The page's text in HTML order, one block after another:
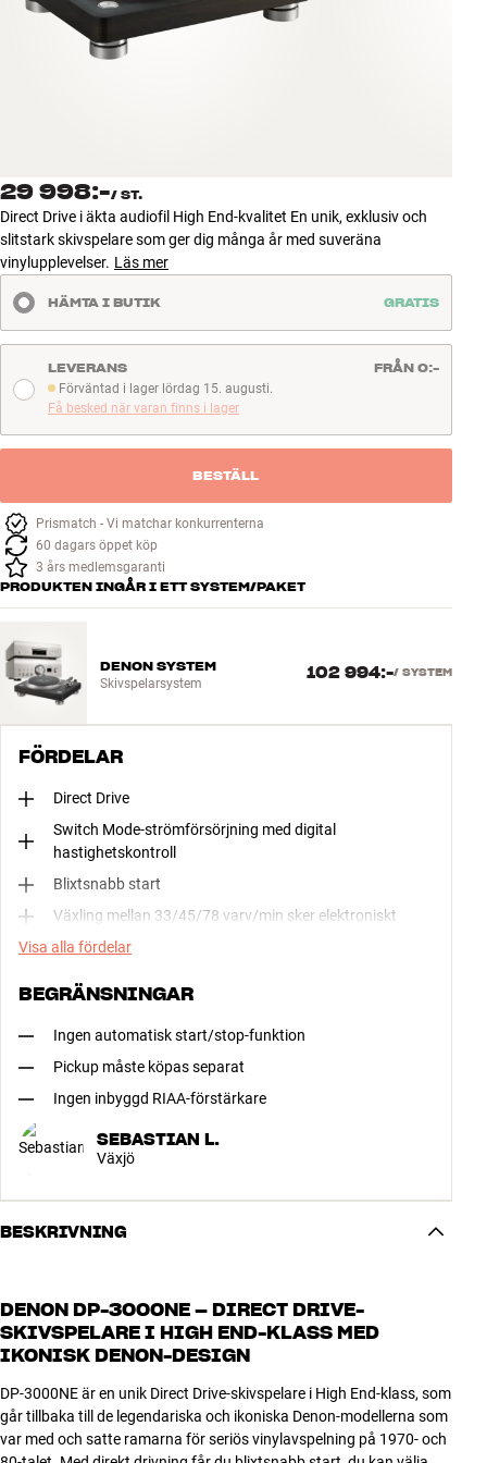
Tillbehör
NYHETER
ERBJUDANDEN
Hitta Butik
Kundtjänst
Logga in
Kundtjänst
Bygg med ljud
Företag
29 998:-/ ST.
Direct Drive i äkta audiofil High End-kvalitet En unik, exklusiv och
slitstark skivspelare som ger dig många år med suveräna
vinylupplevelser. Läs mer
HÄMTA I BUTIK GRATIS
Förväntad i lager lördag 15. augusti.
Förväntad i lager lördag 15. augusti.
Få besked när varan finns i lager
LEVERANS FRÅN 0:-
BESTÄLL
Prismatch - Vi matchar konkurrenterna
60 dagars öppet köp
3 års medlemsgaranti
PRODUKTEN INGÅR I ETT SYSTEM/PAKET
DENON SYSTEM
Skivspelarsystem
102 994:-/ SYSTEM
FÖRDELAR
Direct Drive
Switch Mode-strömförsörjning med digital
hastighetskontroll
Blixtsnabb start
Växling mellan 33/45/78 varv/min sker elektroniskt
Visa alla fördelar
BEGRÄNSNINGAR
Ingen automatisk start/stop-funktion
Pickup måste köpas separat
Ingen inbyggd RIAA-förstärkare
SEBASTIAN L.
Växjö
BESKRIVNING
DENON DP-3000NE – DIRECT DRIVE-
SKIVSPELARE I HIGH END-KLASS MED
IKONISK DENON-DESIGN
DP-3000NE är en unik Direct Drive-skivspelare i High End-klass, som
går tillbaka till de legendariska och ikoniska Denon-modellerna som
var med och satte ramarna för seriös vinylavspelning på 1970- och